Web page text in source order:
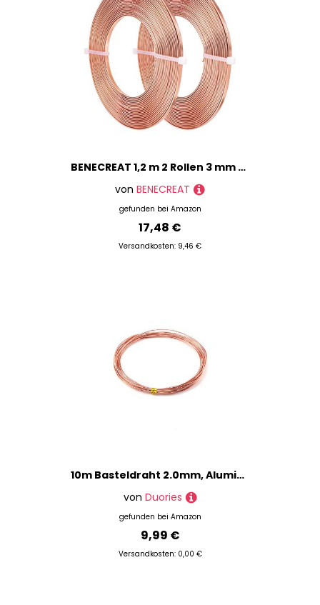
BENECREAT 1,2 m 2 Rollen 3 mm breiter flacher Schmuckdraht 18 Gauge Aluminiumdraht für Lünette, Bildhauerei, Anker, Schmuckherstellung – Kupfer
von BENECREAT
gefunden bei Amazon
17,48 €
Versandkosten: 9,46 €
10m Basteldraht 2.0mm, Aluminium Craft Draht Blumendraht Aluminiumdraht Dekodraht Bindedraht für Blumengestecke, DIY Handwerk Dekorieren Schmuck Kranzherstellung, Schmuckdraht zum Basteln,Roségold
von Duories
gefunden bei Amazon
9,99 €
Versandkosten: 0,00 €